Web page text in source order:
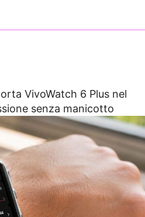
VivoWatch 6 Plus nel
senza manicotto